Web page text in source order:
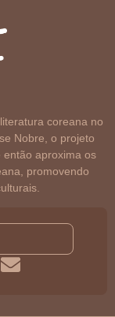
coreana no
Nobre, o projeto
então aproxima os
promovendo